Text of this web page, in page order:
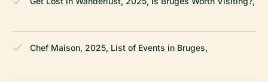
Chef Maison, 2025, List of Events in Bruges,